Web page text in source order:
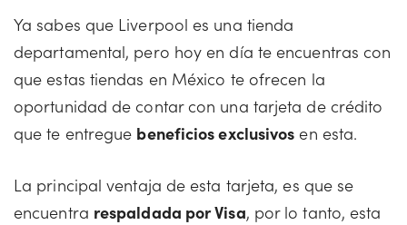
Ya sabes que Liverpool es una tienda
departamental, pero hoy en día te encuentras con
que estas tiendas en México te ofrecen la
oportunidad de contar con una tarjeta de crédito
que te entregue beneficios exclusivos en esta.
La principal ventaja de esta tarjeta, es que se
encuentra respaldada por Visa, por lo tanto, esta